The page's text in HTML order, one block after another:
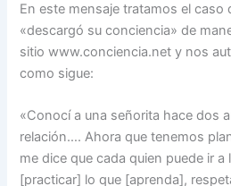
En este mensaje tratamos el caso
«descargó su conciencia» de
sitio www.conciencia.net y nos
como sigue:
«Conocí a una señorita hace dos
relación…. Ahora que tenemos
me dice que cada quien puede ir a
[practicar] lo que [aprenda],